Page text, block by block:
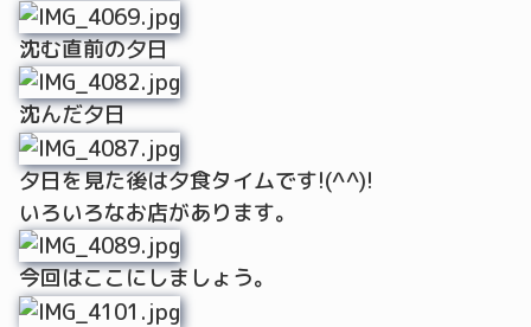
沈む直前の夕日
沈んだ夕日
夕日を見た後は夕食タイムです!(^^)!
いろいろなお店があります。
今回はここにしましょう。